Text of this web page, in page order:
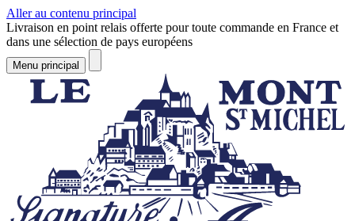
Aller au contenu principal
Livraison en point relais offerte pour toute commande en France et
dans une sélection de pays européens
Menu principal